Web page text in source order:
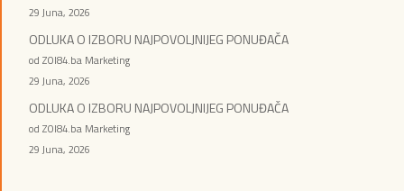
29 Juna, 2026
ODLUKA O IZBORU NAJPOVOLJNIJEG PONUĐAČA
od ZOI84.ba Marketing
29 Juna, 2026
ODLUKA O IZBORU NAJPOVOLJNIJEG PONUĐAČA
od ZOI84.ba Marketing
29 Juna, 2026